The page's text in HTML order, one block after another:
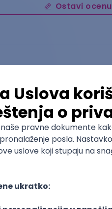
Ostavi ocenu
Matematika
Osnovne